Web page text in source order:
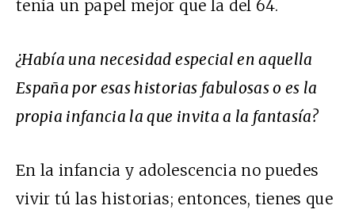
tenía un papel mejor que la del 64.
¿Había una necesidad especial en aquella
España por esas historias fabulosas o es la
propia infancia la que invita a la fantasía?
En la infancia y adolescencia no puedes
vivir tú las historias; entonces, tienes que